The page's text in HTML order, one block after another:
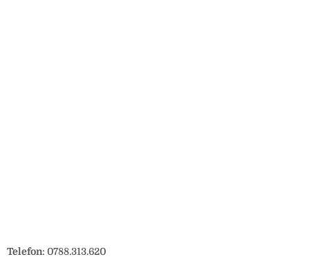
Telefon: 0788.313.620